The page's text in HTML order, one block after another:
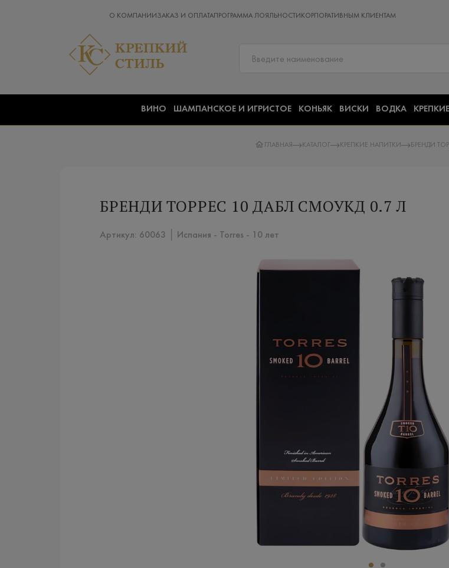
О КОМПАНИИ ЗАКАЗ И ОПЛАТАПРОГРАММА ЛОЯЛЬНОСТИ КОРПОРАТИВНЫМ КЛИЕНТАМ
ВИНО ШАМПАНСКОЕ И ИГРИСТОЕ КОНЬЯК ВИСКИ ВОДКА
ГЛАВНАЯ КАТАЛОГ КРЕПКИЕ НАПИТКИ БРЕНДИ
БРЕНДИ ТОРРЕС 10 ДАБЛ СМОУКД 0.7 Л
Артикул: 60063 │ Испания - Torres - 10 лет